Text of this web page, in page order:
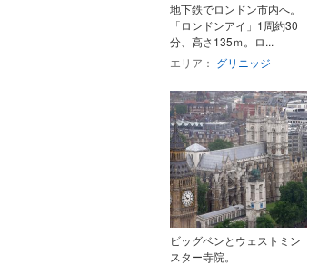
地下鉄でロンドン市内へ。
「ロンドンアイ」1周約30
分、高さ135ｍ。ロ...
エリア： グリニッジ
ビッグベンとウェストミン
スター寺院。